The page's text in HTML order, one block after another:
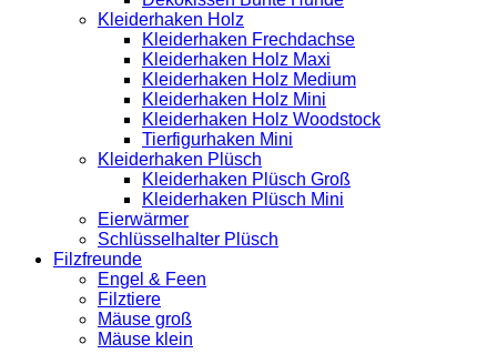
Kleiderhaken Holz
Kleiderhaken Frechdachse
Kleiderhaken Holz Maxi
Kleiderhaken Holz Medium
Kleiderhaken Holz Mini
Kleiderhaken Holz Woodstock
Tierfigurhaken Mini
Kleiderhaken Plüsch
Kleiderhaken Plüsch Groß
Kleiderhaken Plüsch Mini
Eierwärmer
Schlüsselhalter Plüsch
Filzfreunde
Engel & Feen
Filztiere
Mäuse groß
Mäuse klein